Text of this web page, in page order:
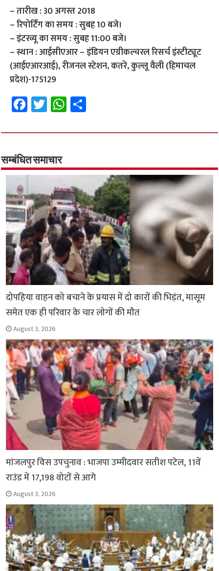
– तारीख : 30 अगस्त 2018
– रिपोर्टिंग का समय : सुबह 10 बजे।
– इंटरव्यू का समय : सुबह 11:00 बजे।
– स्थान : आईसीएआर – इंडियन एग्रीकल्चरल रिसर्च इंस्टीट्यूट
(आईएआरआई), रीजनल स्टेशन, कतरें, कुल्लू वैली (हिमाचल
प्रदेश)-175129
Fa
ce
b
o
o
k
T
wi
tt
er
W
h
at
p
p
ar
सम्बंधित समाचार
दोपहिया वाहन को बचाने के प्रयास में दो कारों की भिड़ंत, मासूम
समेत एक ही परिवार के चार लोगों की मौत
August 3, 2026
मांजलपुर विस उपचुनाव : भाजपा उम्मीदवार सतीश पटेल, 11वें
राउंड में 17,198 वोटों से आगे
August 3, 2026